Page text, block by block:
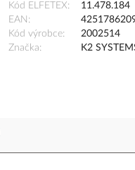
Kód ELFETEX
11.478.184
EAN
Kód výrobce
2002514
Značka
K2